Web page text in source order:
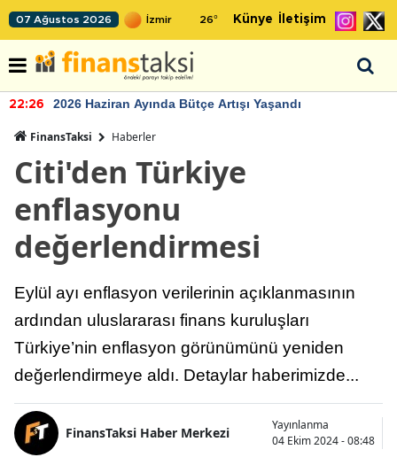
07 Ağustos 2026 26° Künye İletişim
22:26 2026 Haziran Ayında Bütçe Artışı Yaşandı
FinansTaksi Haberler
Citi'den Türkiye
enflasyonu
değerlendirmesi
Eylül ayı enflasyon verilerinin açıklanmasının
ardından uluslararası finans kuruluşları
Türkiye’nin enflasyon görünümünü yeniden
değerlendirmeye aldı. Detaylar haberimizde...
FinansTaksi Haber Merkezi
Yayınlanma
04 Ekim 2024 - 08:48